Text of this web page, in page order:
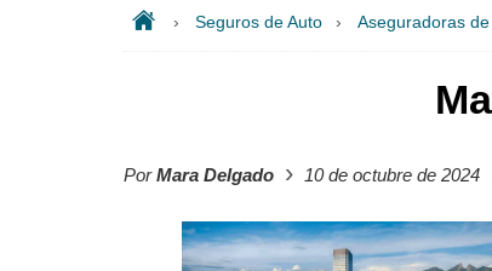
› Seguros de Auto › Aseguradoras
PorMara Delgado › 10 de octubre de 2024